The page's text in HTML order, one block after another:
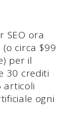
SEO ora
(o circa $99
per il
30 crediti
articoli
ogni